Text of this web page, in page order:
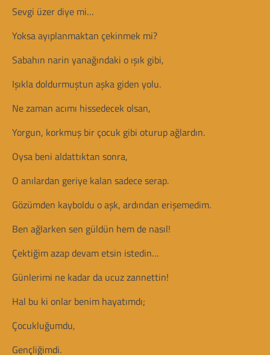
Sevgi üzer diye mi…
Yoksa ayıplanmaktan çekinmek mi?
Sabahın narin yanağındaki o ışık gibi,
Işıkla doldurmuştun aşka giden yolu.
Ne zaman acımı hissedecek olsan,
Yorgun, korkmuş bir çocuk gibi oturup ağlardın.
Oysa beni aldattıktan sonra,
O anılardan geriye kalan sadece serap.
Gözümden kayboldu o aşk, ardından erişemedim.
Ben ağlarken sen güldün hem de nasıl!
Çektiğim azap devam etsin istedin…
Günlerimi ne kadar da ucuz zannettin!
Hal bu ki onlar benim hayatımdı;
Çocukluğumdu,
Gençliğimdi.